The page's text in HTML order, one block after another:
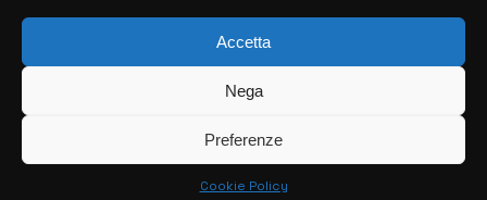
Accetta
Nega
Preferenze
Cookie Policy